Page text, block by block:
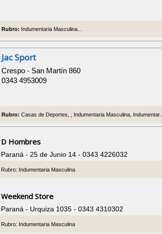
Rubro: Indumentaria Masculina...
Jac Sport
Crespo - San Martín 860
0343 4953009
Rubro: Casas de Deportes, , Indumentaria Masculina, Indumentar...
D Hombres
Paraná - 25 de Junio 14 - 0343 4226032
Rubro: Indumentaria Masculina
Weekend Store
Paraná - Urquiza 1035 - 0343 4310302
Rubro: Indumentaria Masculina